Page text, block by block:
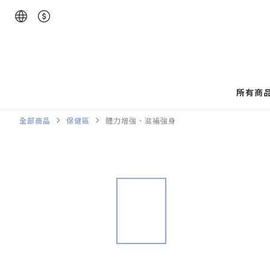
所有商
全部商品 保健區 體力增強、滋補強身